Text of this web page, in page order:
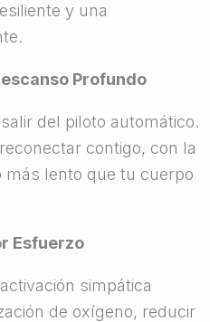
y una
Profundo
del piloto automático.
contigo, con la
lento que tu cuerpo
Esfuerzo
simpática
de oxígeno, reducir